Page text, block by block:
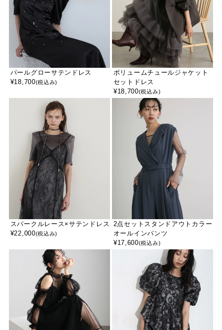
パールグローサテンドレス
¥18,700(税込み)
ボリュームチュールジャケット
セットドレス
¥18,700(税込み)
スパークルレース×サテンドレス
¥22,000(税込み)
2点セットスタンドアウトカラー
オールインパンツ
¥17,600(税込み)